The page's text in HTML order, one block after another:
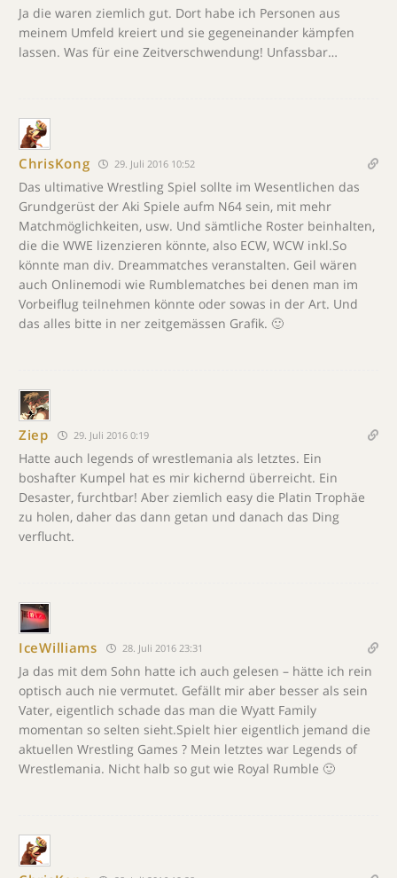
Ja die waren ziemlich gut. Dort habe ich Personen aus
meinem Umfeld kreiert und sie gegeneinander kämpfen
lassen. Was für eine Zeitverschwendung! Unfassbar…
ChrisKong 29. Juli 2016 10:52
Das ultimative Wrestling Spiel sollte im Wesentlichen das
Grundgerüst der Aki Spiele aufm N64 sein, mit mehr
Matchmöglichkeiten, usw. Und sämtliche Roster beinhalten,
die die WWE lizenzieren könnte, also ECW, WCW inkl.So
könnte man div. Dreammatches veranstalten. Geil wären
auch Onlinemodi wie Rumblematches bei denen man im
Vorbeiflug teilnehmen könnte oder sowas in der Art. Und
das alles bitte in ner zeitgemässen Grafik. 🙂
Ziep 29. Juli 2016 0:19
Hatte auch legends of wrestlemania als letztes. Ein
boshafter Kumpel hat es mir kichernd überreicht. Ein
Desaster, furchtbar! Aber ziemlich easy die Platin Trophäe
zu holen, daher das dann getan und danach das Ding
verflucht.
IceWilliams 28. Juli 2016 23:31
Ja das mit dem Sohn hatte ich auch gelesen – hätte ich rein
optisch auch nie vermutet. Gefällt mir aber besser als sein
Vater, eigentlich schade das man die Wyatt Family
momentan so selten sieht.Spielt hier eigentlich jemand die
aktuellen Wrestling Games ? Mein letztes war Legends of
Wrestlemania. Nicht halb so gut wie Royal Rumble 🙂